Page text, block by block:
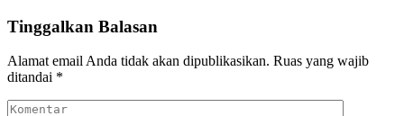
Tinggalkan Balasan
Alamat email Anda tidak akan dipublikasikan. Ruas yang wajib
ditandai *